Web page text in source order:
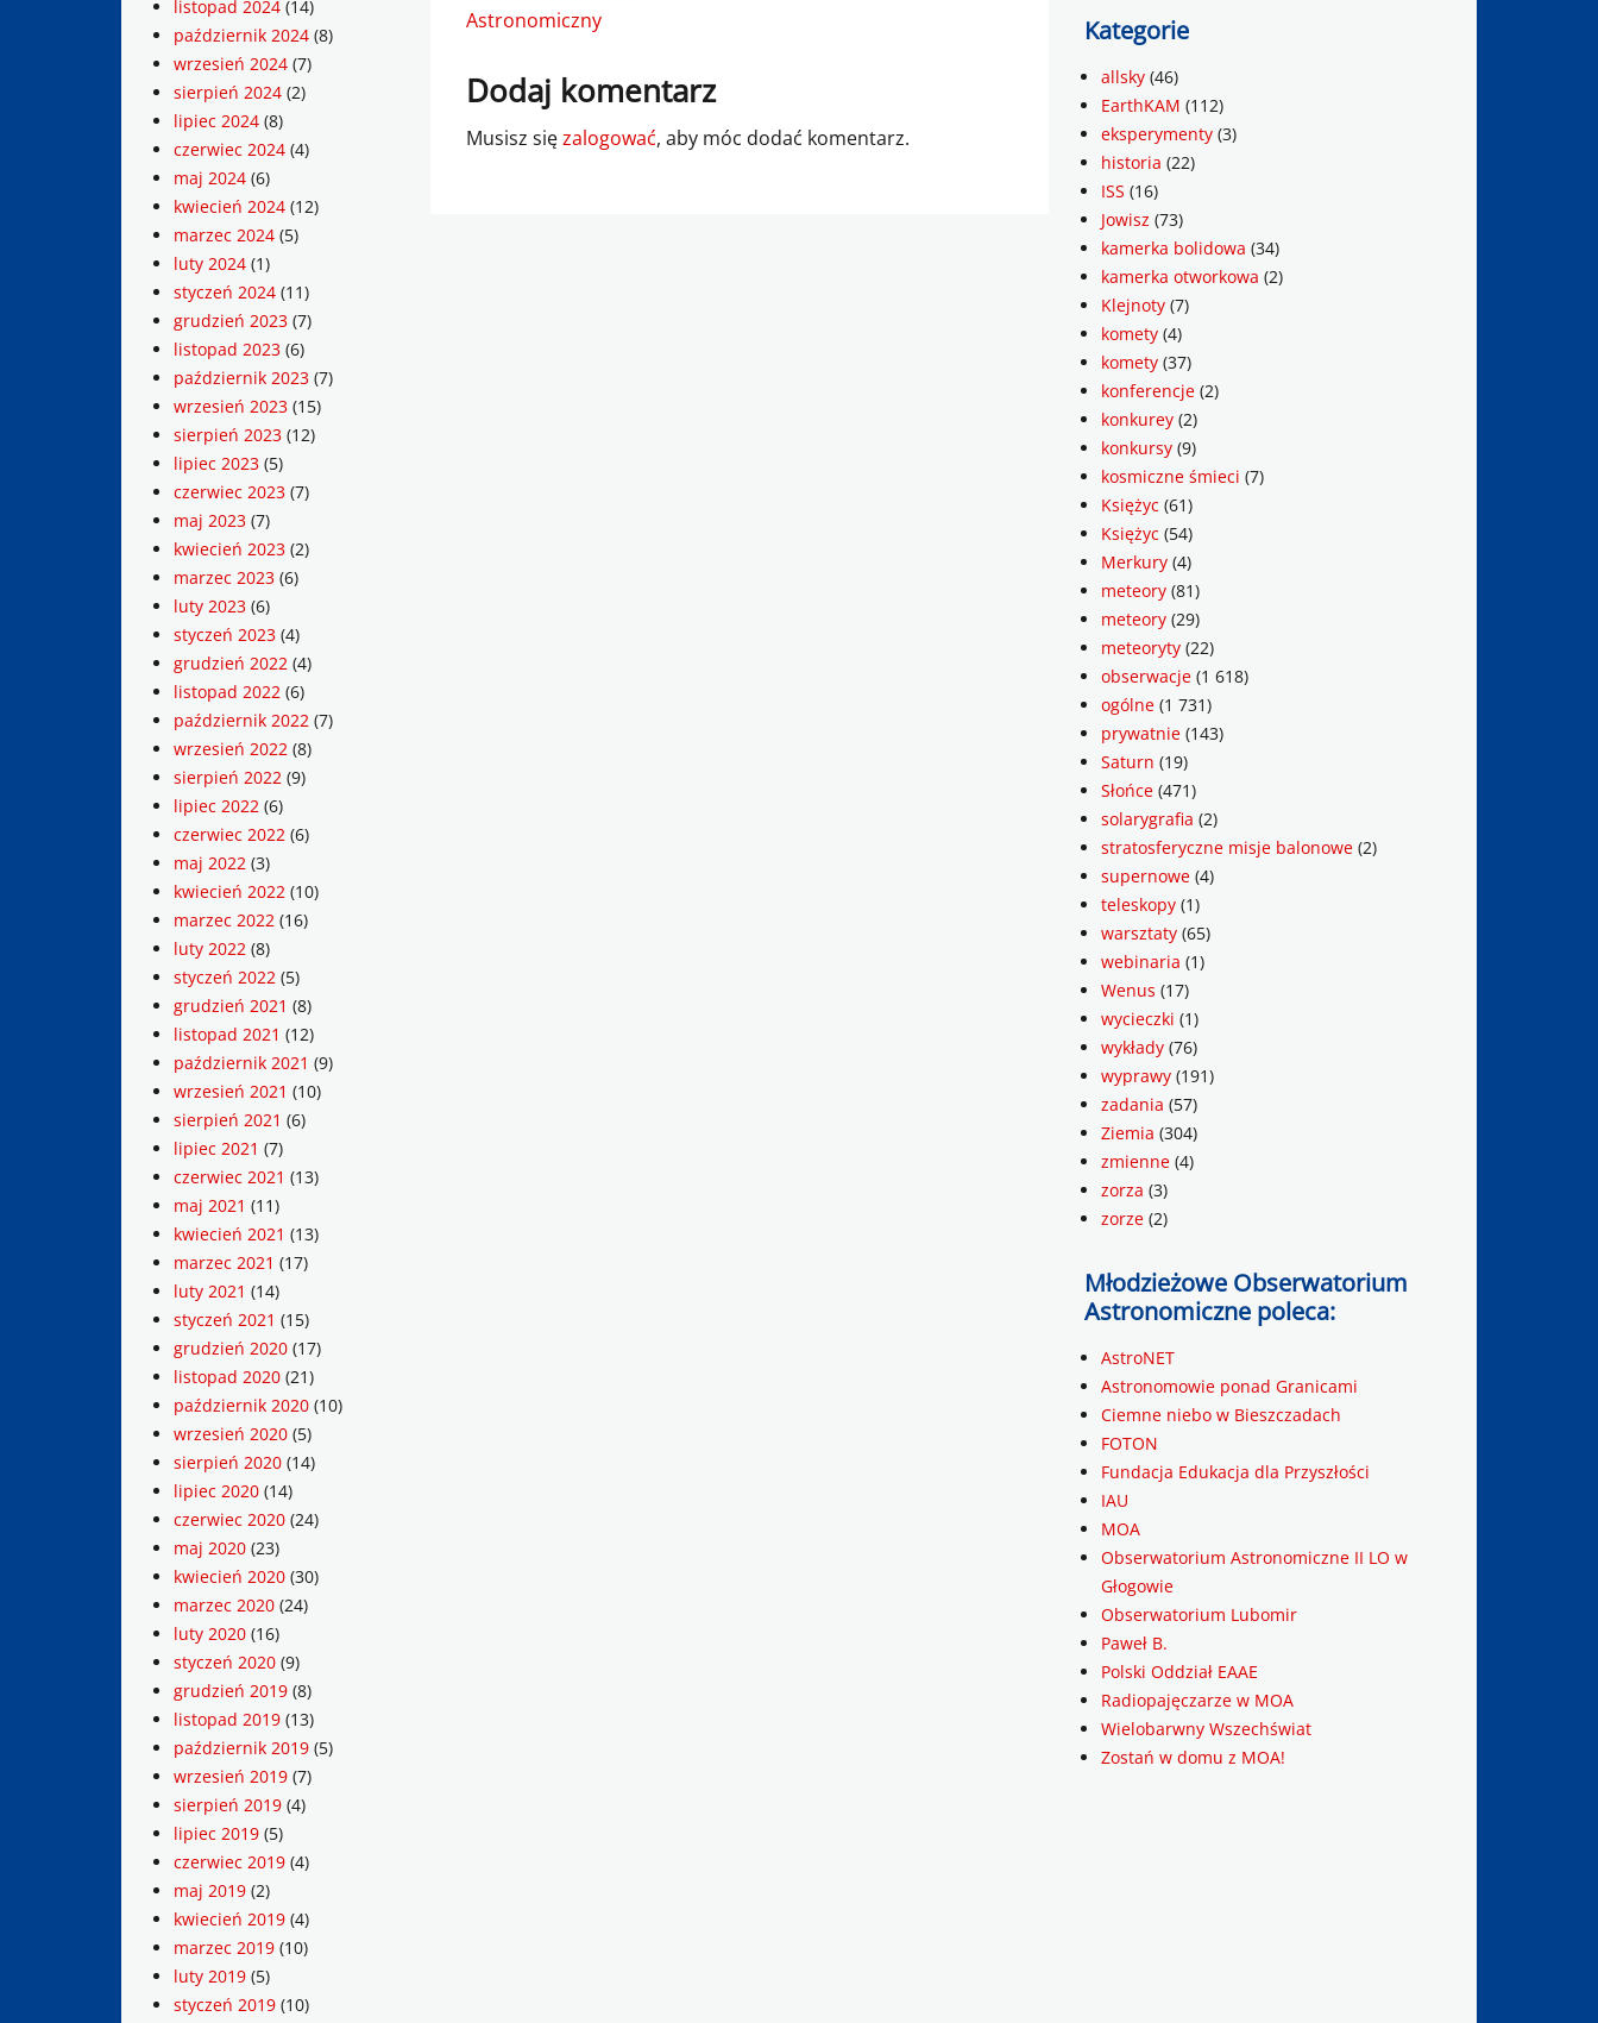
Astronomiczny
Dodaj komentarz
Musisz sięzalogować, aby móc dodać komentarz.
listopad 2024 (14)
październik 2024 (8)
wrzesień 2024 (7)
sierpień 2024 (2)
lipiec 2024 (8)
czerwiec 2024 (4)
maj 2024 (6)
kwiecień 2024 (12)
marzec 2024 (5)
luty 2024 (1)
styczeń 2024 (11)
grudzień 2023 (7)
listopad 2023 (6)
październik 2023 (7)
wrzesień 2023 (15)
sierpień 2023 (12)
lipiec 2023 (5)
czerwiec 2023 (7)
maj 2023 (7)
kwiecień 2023 (2)
marzec 2023 (6)
luty 2023 (6)
styczeń 2023 (4)
grudzień 2022 (4)
listopad 2022 (6)
październik 2022 (7)
wrzesień 2022 (8)
sierpień 2022 (9)
lipiec 2022 (6)
czerwiec 2022 (6)
maj 2022 (3)
kwiecień 2022 (10)
marzec 2022 (16)
luty 2022 (8)
styczeń 2022 (5)
grudzień 2021 (8)
listopad 2021 (12)
październik 2021 (9)
wrzesień 2021 (10)
sierpień 2021 (6)
lipiec 2021 (7)
czerwiec 2021 (13)
maj 2021 (11)
kwiecień 2021 (13)
marzec 2021 (17)
luty 2021 (14)
styczeń 2021 (15)
grudzień 2020 (17)
listopad 2020 (21)
październik 2020 (10)
wrzesień 2020 (5)
sierpień 2020 (14)
lipiec 2020 (14)
czerwiec 2020 (24)
maj 2020 (23)
kwiecień 2020 (30)
marzec 2020 (24)
luty 2020 (16)
styczeń 2020 (9)
grudzień 2019 (8)
listopad 2019 (13)
październik 2019 (5)
wrzesień 2019 (7)
sierpień 2019 (4)
lipiec 2019 (5)
czerwiec 2019 (4)
maj 2019 (2)
kwiecień 2019 (4)
marzec 2019 (10)
luty 2019 (5)
styczeń 2019 (10)
Kategorie
allsky (46)
EarthKAM (112)
eksperymenty (3)
historia (22)
ISS (16)
Jowisz (73)
kamerka bolidowa (34)
kamerka otworkowa (2)
Klejnoty (7)
komety (4)
komety (37)
konferencje (2)
konkurey (2)
konkursy (9)
kosmiczne śmieci (7)
Księżyc (61)
Księżyc (54)
Merkury (4)
meteory (81)
meteory (29)
meteoryty (22)
obserwacje (1 618)
ogólne (1 731)
prywatnie (143)
Saturn (19)
Słońce (471)
solarygrafia (2)
stratosferyczne misje balonowe (2)
supernowe (4)
teleskopy (1)
warsztaty (65)
webinaria (1)
Wenus (17)
wycieczki (1)
wykłady (76)
wyprawy (191)
zadania (57)
Ziemia (304)
zmienne (4)
zorza (3)
zorze (2)
Młodzieżowe Obserwatorium
Astronomiczne poleca:
AstroNET
Astronomowie ponad Granicami
Ciemne niebo w Bieszczadach
FOTON
Fundacja Edukacja dla Przyszłości
IAU
MOA
Obserwatorium Astronomiczne II LO w
Głogowie
Obserwatorium Lubomir
Paweł B.
Polski Oddział EAAE
Radiopajęczarze w MOA
Wielobarwny Wszechświat
Zostań w domu z MOA!